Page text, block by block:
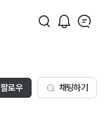
팔로우 채팅하기